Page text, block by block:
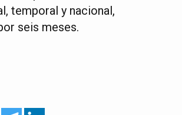
temporal y nacional,
seis meses.